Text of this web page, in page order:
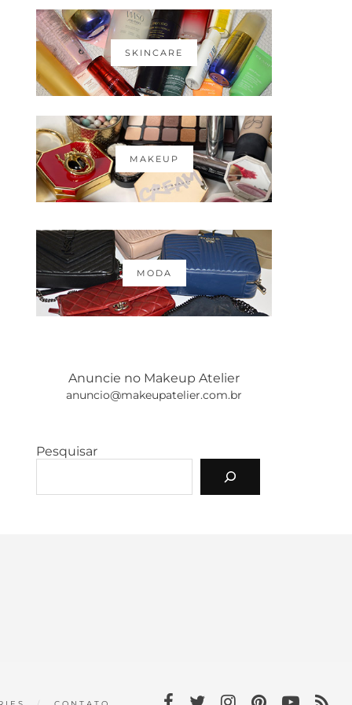
SKINCARE
MAKEUP
MODA
Anuncie no Makeup Atelier
anuncio@makeupatelier.com.br
Pesquisar